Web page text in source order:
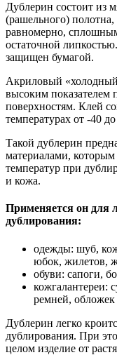
Дублерин состоит из
(рашельного)
равномерно,
остаточной
защищен бумагой.
Акриловый
высоким показателем
поверхностям. Клей
температурах от -40
Такой дублерин
материалами, которым
температур при
и кожа.
Применяется он для
дублирования:
одежды: шуб,
юбок, жилетов,
обуви: сапоги,
кожгалантереи:
ремней, обложек
Дублерин легко
дублирования. При
целом изделие от